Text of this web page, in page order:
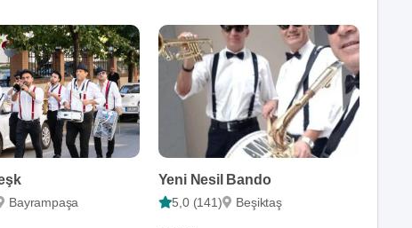
Bayrampaşa
Yeni Nesil Bando
5,0 (141) Beşiktaş